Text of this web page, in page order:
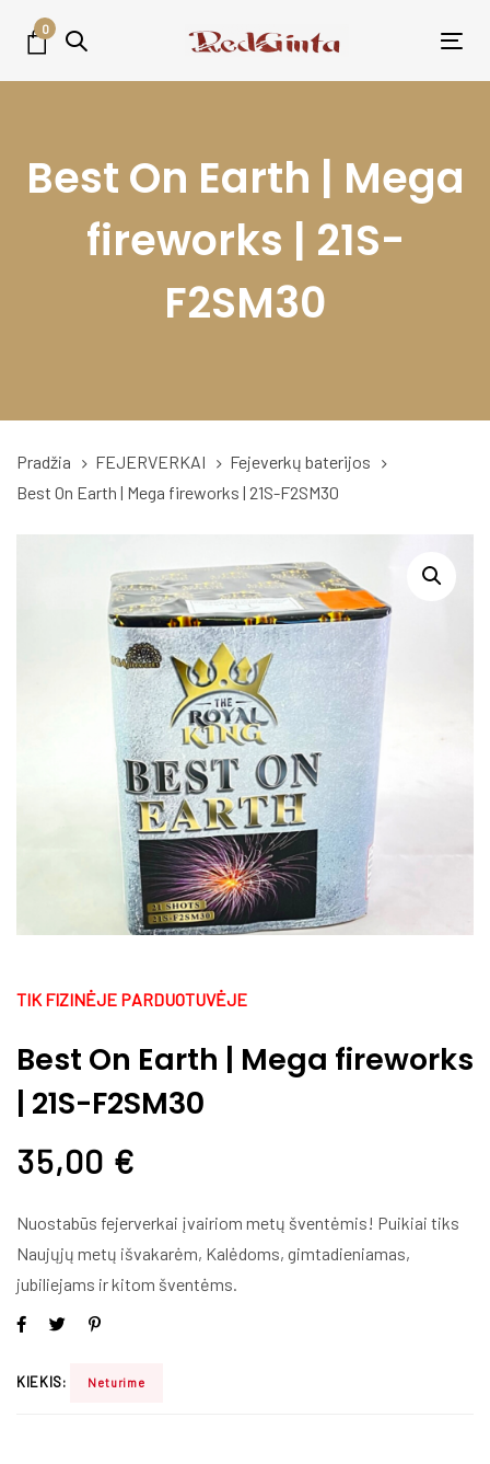
links
content
0
Best On Earth | Mega
fireworks | 21S-
F2SM30
Pradžia FEJERVERKAI
Fejeverkų baterijos
Best On Earth | Mega fireworks | 21S-F2SM30
TIK FIZINĖJE PARDUOTUVĖJE
Best On Earth | Mega fireworks
| 21S-F2SM30
35,00 €
Nuostabūs fejerverkai įvairiom metų šventėmis! Puikiai tiks
Naujųjų metų išvakarėm, Kalėdoms, gimtadieniamas,
jubiliejams ir kitom šventėms.
KIEKIS: Neturime